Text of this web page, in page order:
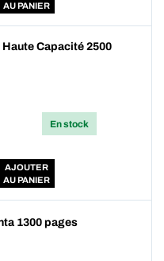
AU PANIER
Haute Capacité 2500
En stock
AJOUTER
AU PANIER
1300 pages